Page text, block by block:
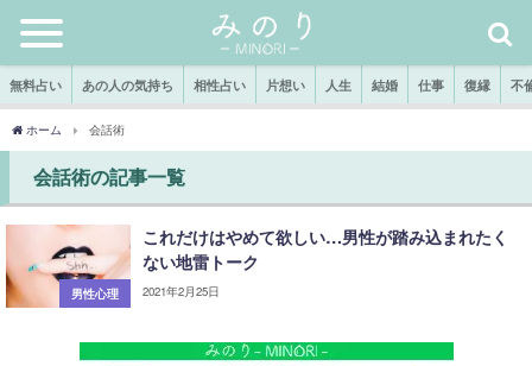
無料占い あの人の気持ち 相性占い 片想い 人生 結婚 仕事 復縁 不
ホーム 会話術
会話術の記事一覧
男性心理
これだけはやめて欲しい…男性が踏み込まれたく
ない地雷トーク
2021年2月25日